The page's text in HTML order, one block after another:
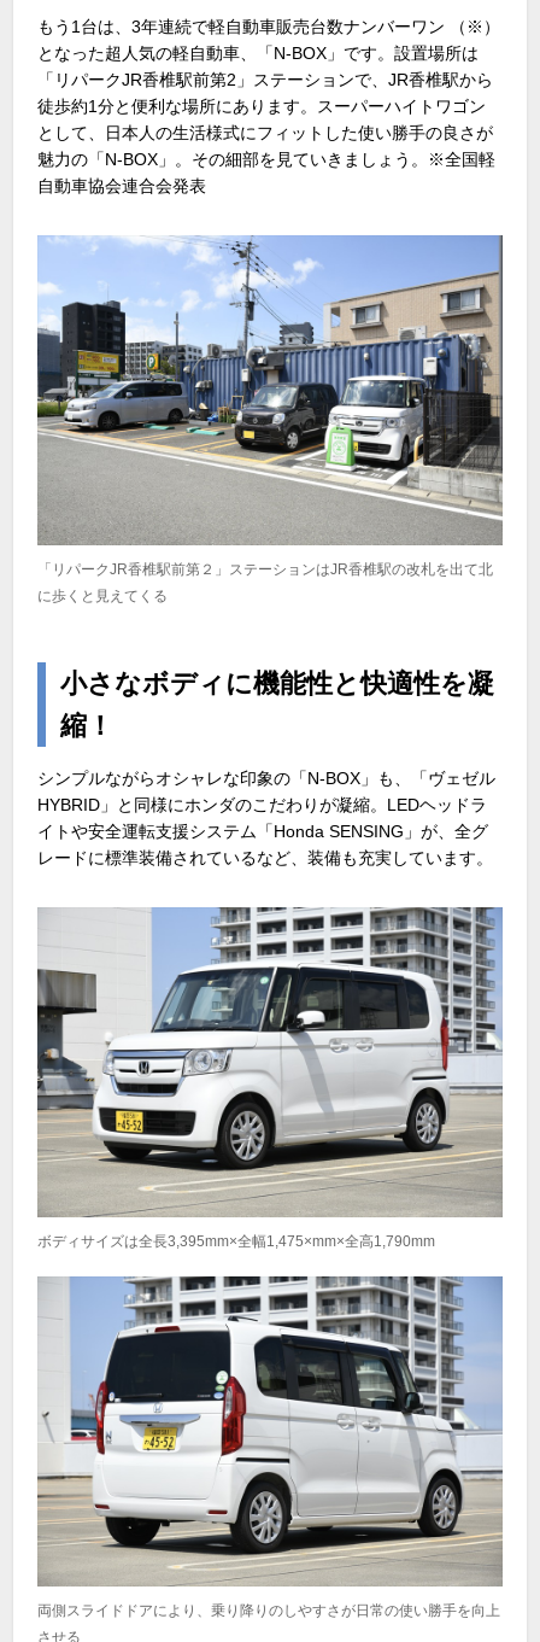
もう1台は、3年連続で軽自動車販売台数ナンバーワン （※）
となった超人気の軽自動車、「N-BOX」です。設置場所は
「リパークJR香椎駅前第2」ステーションで、JR香椎駅から
徒歩約1分と便利な場所にあります。スーパーハイトワゴン
として、日本人の生活様式にフィットした使い勝手の良さが
魅力の「N-BOX」。その細部を見ていきましょう。※全国軽
自動車協会連合会発表
「リパークJR香椎駅前第２」ステーションはJR香椎駅の改札を出て北
に歩くと見えてくる
小さなボディに機能性と快適性を凝
縮！
シンプルながらオシャレな印象の「N-BOX」も、「ヴェゼル
HYBRID」と同様にホンダのこだわりが凝縮。LEDヘッドラ
イトや安全運転支援システム「Honda SENSING」が、全グ
レードに標準装備されているなど、装備も充実しています。
ボディサイズは全長3,395mm×全幅1,475×mm×全高1,790mm
両側スライドドアにより、乗り降りのしやすさが日常の使い勝手を向上
させる